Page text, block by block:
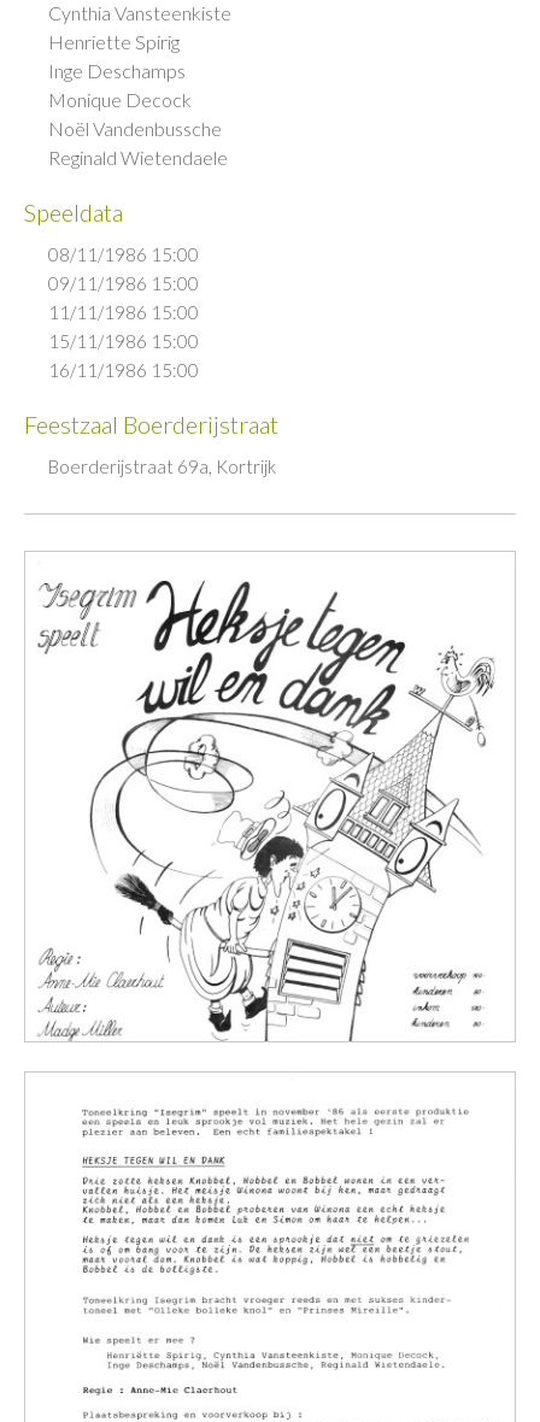
Cynthia Vansteenkiste
Henriette Spirig
Inge Deschamps
Monique Decock
Noël Vandenbussche
Reginald Wietendaele
Speeldata
08/11/1986 15:00
09/11/1986 15:00
11/11/1986 15:00
15/11/1986 15:00
16/11/1986 15:00
Feestzaal Boerderijstraat
Boerderijstraat 69a, Kortrijk